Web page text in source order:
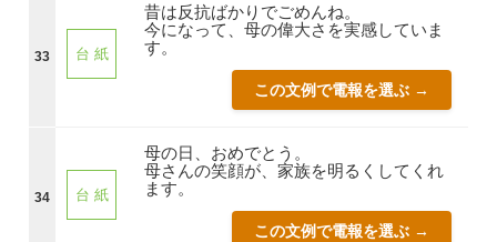
33 台 紙
昔は反抗ばかりでごめんね。
今になって、母の偉大さを実感していま
す。
この文例で電報を選ぶ →
34 台 紙
母の日、おめでとう。
母さんの笑顔が、家族を明るくしてくれ
ます。
この文例で電報を選ぶ →